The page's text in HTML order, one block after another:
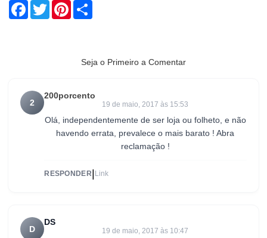
Facebook
TwitterPinterest
Seja o Primeiro a Comentar
2
200porcento
19 de maio, 2017 às 15:53
Olá, independentemente de ser loja ou folheto, e não
havendo errata, prevalece o mais barato ! Abra
reclamação !
RESPONDER| Link
D
DS
19 de maio, 2017 às 10:47